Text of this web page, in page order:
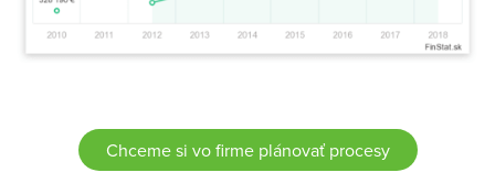
Chceme si vo firme plánovať procesy